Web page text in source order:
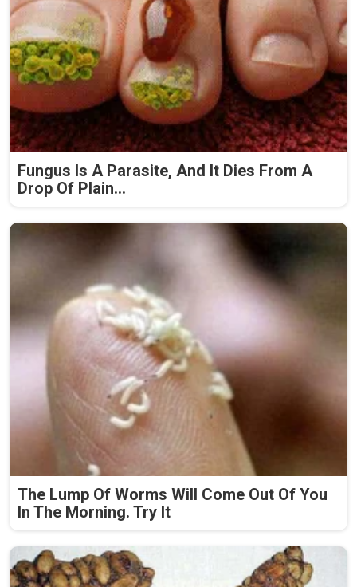
Fungus Is A Parasite, And It Dies From A
Drop Of Plain...
The Lump Of Worms Will Come Out Of You
In The Morning. Try It